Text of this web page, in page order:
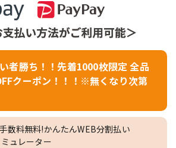
者勝ち！！先着1000枚限定 全品
クーポン！！！※無くなり次第
数料無料!かんたんWEB分割払い
ミュレーター